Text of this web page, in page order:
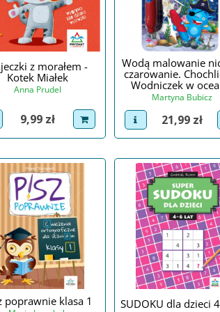
z morałem -
Kotek Miałek
Anna Prudel
product
Cena
9,99 zł dodaj do koszyka
Wodą malowanie
czarowanie.
Wodniczek w
Martyna Bubicz
view product
Cena
21,99 zł
poprawnie klasa 1 SUDOKU dla dzieci